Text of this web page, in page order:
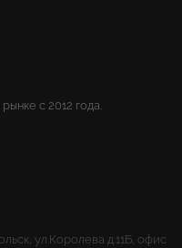
с 2012 года.
ул.Королева д.11Б, офис